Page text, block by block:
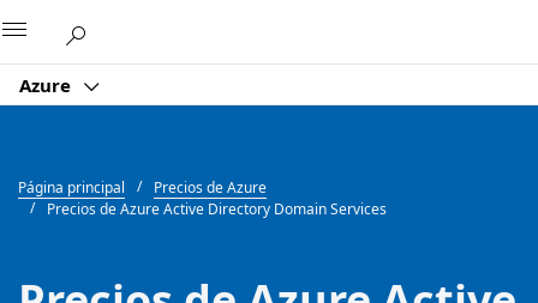
Azure
Página principal
Precios de Azure
Precios de Azure Active Directory Domain Services